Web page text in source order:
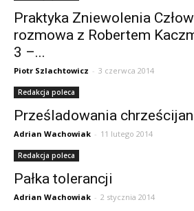
Praktyka Zniewolenia
rozmowa z Robertem
3 –...
Piotr Szlachtowicz - 3 czerwca 2014
Redakcja poleca
Prześladowania chrześcijan
Adrian Wachowiak - 11 lutego 2014
Redakcja poleca
Pałka tolerancji
Adrian Wachowiak - 2 stycznia 2014